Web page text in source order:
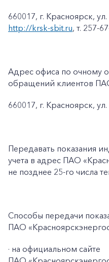
660017, г. Красноярск,
http://krsk-sbit.ru, т. 257-
Адрес офиса по очному
обращений клиентов
660017, г. Красноярск,
Передавать показания
учета в адрес ПАО
не позднее 25-го числа
Способы передачи
ПАО
· на официальном сайте